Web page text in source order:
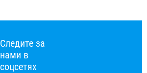
Следите за
нами в
соцсетях